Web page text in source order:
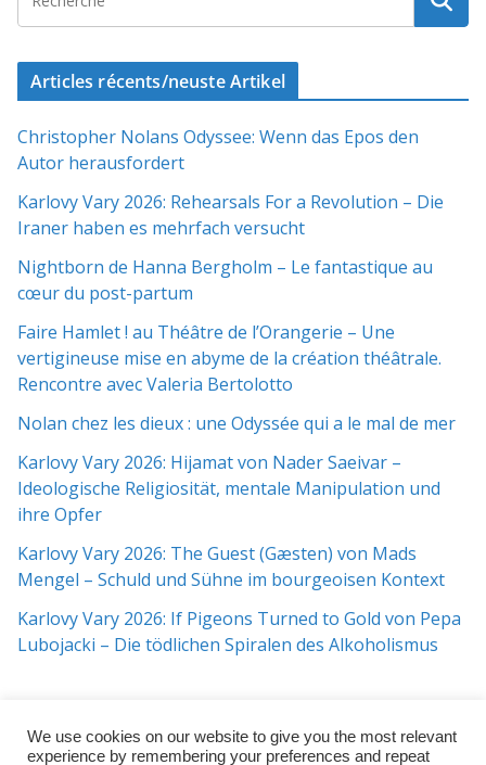
Articles récents/neuste Artikel
Christopher Nolans Odyssee: Wenn das Epos den
Autor herausfordert
Karlovy Vary 2026: Rehearsals For a Revolution – Die
Iraner haben es mehrfach versucht
Nightborn de Hanna Bergholm – Le fantastique au
cœur du post-partum
Faire Hamlet ! au Théâtre de l’Orangerie – Une
vertigineuse mise en abyme de la création théâtrale.
Rencontre avec Valeria Bertolotto
Nolan chez les dieux : une Odyssée qui a le mal de mer
Karlovy Vary 2026: Hijamat von Nader Saeivar​​ –
Ideologische Religiosität, mentale Manipulation und
ihre Opfer
Karlovy Vary 2026: The Guest (Gæsten) von Mads
Mengel – Schuld und Sühne im bourgeoisen Kontext
Karlovy Vary 2026: If Pigeons Turned to Gold von Pepa
Lubojacki – Die tödlichen Spiralen des Alkoholismus
We use cookies on our website to give you the most relevant
experience by remembering your preferences and repeat